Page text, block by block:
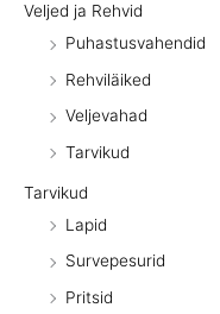
Veljed ja Rehvid
Puhastusvahendid
Rehviläiked
Veljevahad
Tarvikud
Tarvikud
Lapid
Survepesurid
Pritsid